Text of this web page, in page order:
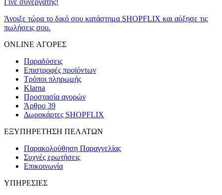
Γίνε συνεργάτης!
Άνοιξε τώρα το δικό σου κατάστημα SHOPFLIX και αύξησε τις
πωλήσεις σου.
ONLINE ΑΓΟΡΕΣ
Παραδόσεις
Επιστροφές προϊόντων
Τρόποι πληρωμής
Klarna
Προστασία αγορών
Άρθρο 39
Δωροκάρτες SHOPFLIX
ΕΞΥΠΗΡΕΤΗΣΗ ΠΕΛΑΤΩΝ
Παρακολούθηση Παραγγελίας
Συχνές ερωτήσεις
Επικοινωνία
ΥΠΗΡΕΣΙΕΣ